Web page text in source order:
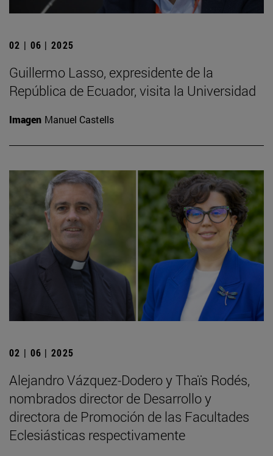
02 | 06 | 2025
Guillermo Lasso, expresidente de la
República de Ecuador, visita la Universidad
Imagen Manuel Castells
02 | 06 | 2025
Alejandro Vázquez-Dodero y Thaïs Rodés,
nombrados director de Desarrollo y
directora de Promoción de las Facultades
Eclesiásticas respectivamente